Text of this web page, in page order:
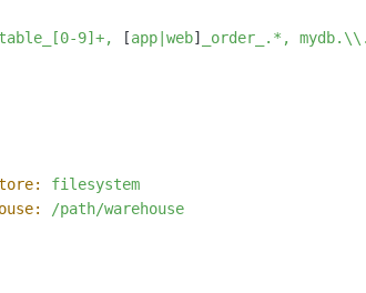
9]+, [app|web] _order_.*,
filesystem
/path/warehouse